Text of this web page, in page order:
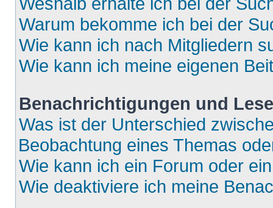
Warum bekomme ich bei der
Wie kann ich nach Mitgliedern
Wie kann ich meine eigenen
Benachrichtigungen und
Was ist der Unterschied
Beobachtung eines Themas
Wie kann ich ein Forum oder
Wie deaktiviere ich meine